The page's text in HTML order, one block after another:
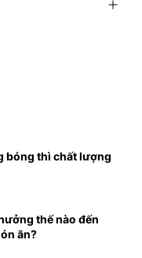
bóng thì chất lượng
thế nào đến
ăn?